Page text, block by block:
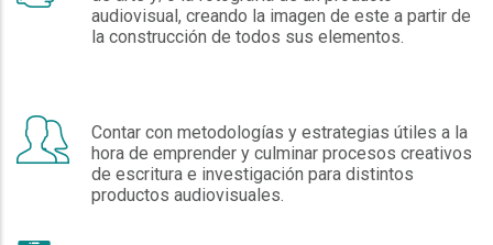
audiovisual, creando la imagen de este a partir de
la construcción de todos sus elementos.
Contar con metodologías y estrategias útiles a la
hora de emprender y culminar procesos creativos
de escritura e investigación para distintos
productos audiovisuales.